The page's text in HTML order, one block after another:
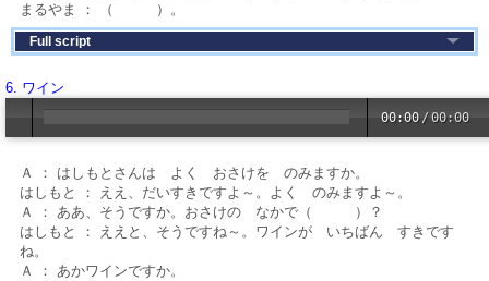
まるやま ： （ ）。
Full script
6. ワイン
00:00 /00:00
Ａ ： はしもとさんは よく おさけを のみますか。
はしもと ： ええ、だいすきですよ～。よく のみますよ～。
Ａ ： ああ、そうですか。おさけの なかで（ ）？
はしもと ： ええと、そうですね～。ワインが いちばん すきです
ね。
Ａ ： あかワインですか。